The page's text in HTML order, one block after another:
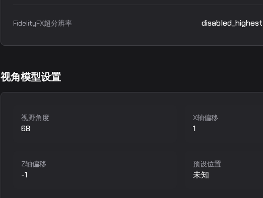
FidelityFX超分辨率 disabled_highest
视角模型设置
视野角度
68
X轴偏移
1
Z轴偏移
-1
预设位置
未知